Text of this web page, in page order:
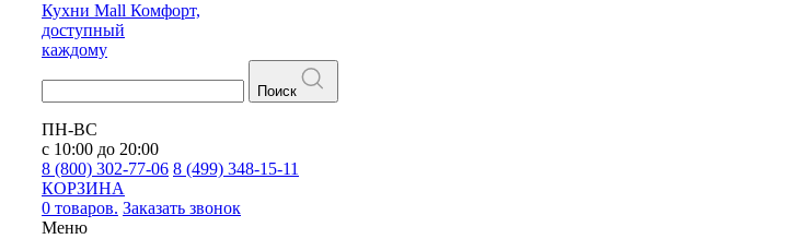
Кухни Mall Комфорт,
доступный
каждому
Поиск
ПН-ВС
с 10:00 до 20:00
8 (800) 302-77-06 8 (499) 348-15-11
КОРЗИНА
0 товаров. Заказать звонок
Меню